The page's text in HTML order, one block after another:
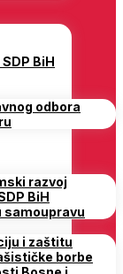
BiH
odbora
razvoj
BiH
samoupravu
i zaštitu
borbe